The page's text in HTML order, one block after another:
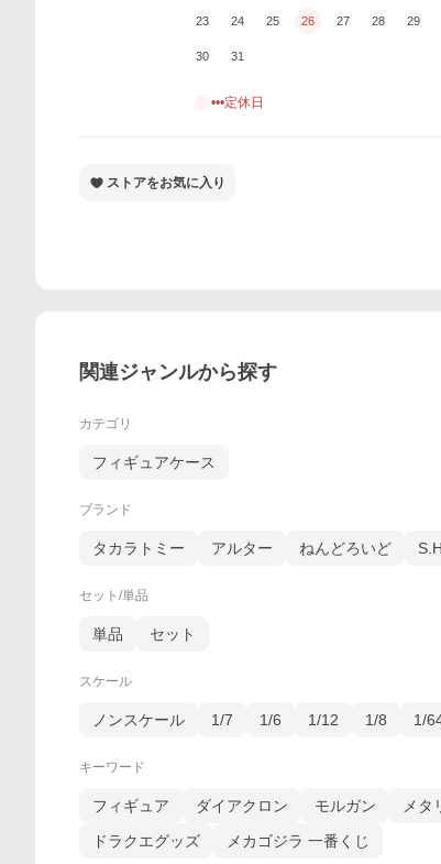
23 24 25 26 27 28 29
30 31
•••定休日
ストアをお気に入り
関連ジャンルから探す
カテゴリ
フィギュアケース
ブランド
タカラトミー アルター ねんどろいど
セット/単品
単品 セット
スケール
ノンスケール 1/7 1/6 1/12 1/8 1/
キーワード
フィギュア ダイアクロン モルガン メタ
ドラクエグッズ
メカゴジラ 一番くじ